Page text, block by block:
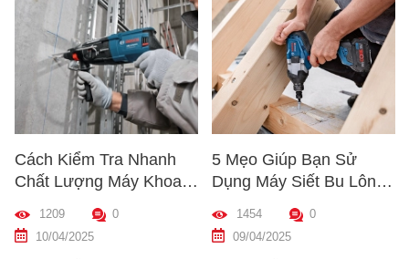
Cách Kiểm Tra Nhanh
Chất Lượng Máy Khoan
Trước Khi Mua – Hướng
Dẫn Chi Tiết Cho Người
Mới
1209
0
10/04/2025
5 Mẹo Giúp Bạn Sử
Dụng Máy Siết Bu Lông
Đúng Cách – Bền Máy,
Hiệu Quả Cao
1454
0
09/04/2025